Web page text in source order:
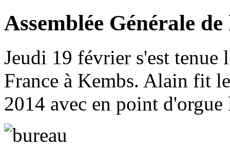
Assemblée Générale
Jeudi 19 février s'est
France à Kembs. Alain fit
2014 avec en point